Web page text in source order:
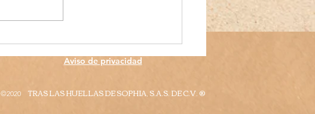
Aviso de privacidad
©2020 TRAS LAS HUELLAS DE SOPHIA, S.A.S. DE C.V. ®